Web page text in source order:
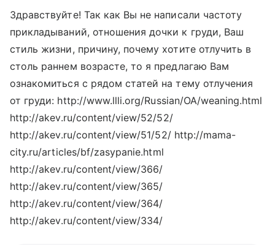
Здравствуйте! Так как Вы не написали частоту
прикладываний, отношения дочки к груди, Ваш
стиль жизни, причину, почему хотите отлучить в
столь раннем возрасте, то я предлагаю Вам
ознакомиться с рядом статей на тему отлучения
от груди: http://www.llli.org/Russian/OA/weaning.html
http://akev.ru/content/view/52/52/
http://akev.ru/content/view/51/52/ http://mama-
city.ru/articles/bf/zasypanie.html
http://akev.ru/content/view/366/
http://akev.ru/content/view/365/
http://akev.ru/content/view/364/
http://akev.ru/content/view/334/